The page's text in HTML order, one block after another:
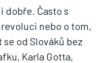
dobře. Často s
nebo o tom,
od Slováků bez
Karla Gotta,